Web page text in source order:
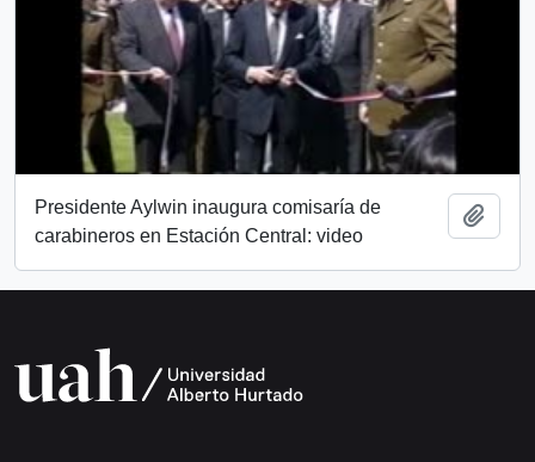
Presidente Aylwin inaugura comisaría de
carabineros en Estación Central: video